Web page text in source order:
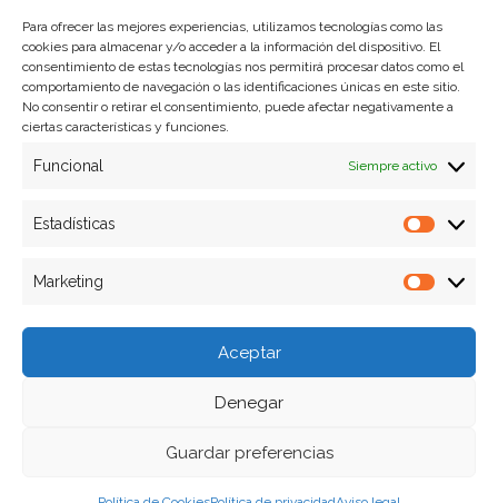
Para ofrecer las mejores experiencias, utilizamos tecnologías como las
cookies para almacenar y/o acceder a la información del dispositivo. El
consentimiento de estas tecnologías nos permitirá procesar datos como el
comportamiento de navegación o las identificaciones únicas en este sitio.
No consentir o retirar el consentimiento, puede afectar negativamente a
ciertas características y funciones.
Funcional Siempre activo
Estadísticas
Marketing
Aceptar
Denegar
Guardar preferencias
Formas de pago
Plazos y condiciones de envio
Politica de devoluciones